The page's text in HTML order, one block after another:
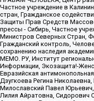
Частное учреждение в
стран, Гражданское
Защиты Прав Средств
прессы - Сибирь, Частное
Министров Северных Стран,
Гражданский контроль,
сохранению наследия
МЕМО. РУ, Институт
Информации, Экозащита!-
Евразийская
Дзугкоева Регина
Милославский Павел
Лилия Айратовна, Сидорович